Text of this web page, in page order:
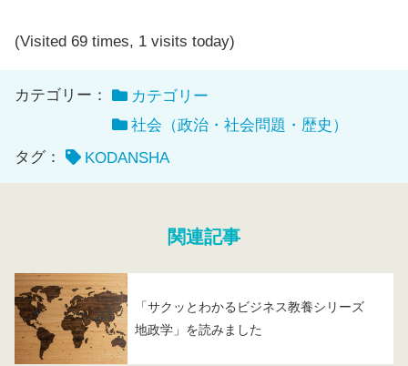
(Visited 69 times, 1 visits today)
カテゴリー：
カテゴリー
社会（政治・社会問題・歴史）
タグ：
KODANSHA
関連記事
「サクッとわかるビジネス教養シリーズ
地政学」を読みました